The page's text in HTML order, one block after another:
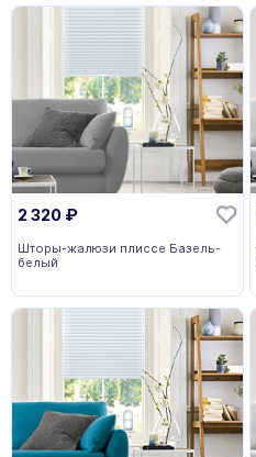
2 320 ₽
Шторы-жалюзи плиссе Базель-
белый